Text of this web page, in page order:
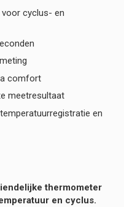
cyclus- en
comfort
meetresultaat
en
thermometer
en cyclus.